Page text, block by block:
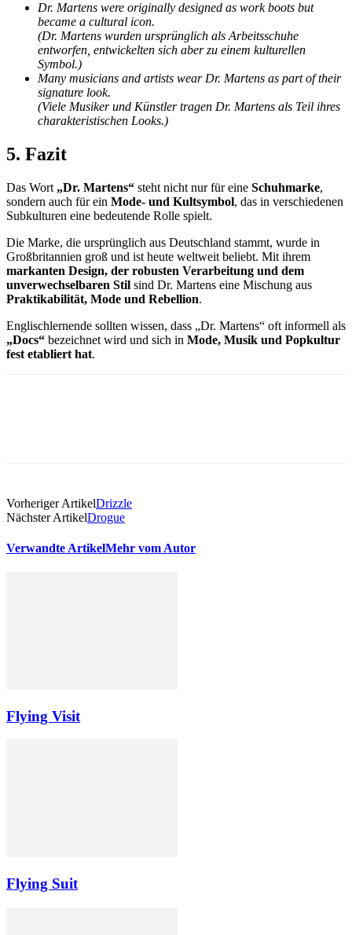
Dr. Martens were originally designed as work boots but
became a cultural icon.
(Dr. Martens wurden ursprünglich als Arbeitsschuhe
entworfen, entwickelten sich aber zu einem kulturellen
Symbol.)
Many musicians and artists wear Dr. Martens as part of their
signature look.
(Viele Musiker und Künstler tragen Dr. Martens als Teil ihres
charakteristischen Looks.)
5. Fazit
Das Wort „Dr. Martens“ steht nicht nur für eine Schuhmarke,
sondern auch für ein Mode- und Kultsymbol, das in verschiedenen
Subkulturen eine bedeutende Rolle spielt.
Die Marke, die ursprünglich aus Deutschland stammt, wurde in
Großbritannien groß und ist heute weltweit beliebt. Mit ihrem
markanten Design, der robusten Verarbeitung und dem
unverwechselbaren Stil sind Dr. Martens eine Mischung aus
Praktikabilität, Mode und Rebellion.
Englischlernende sollten wissen, dass „Dr. Martens“ oft informell als
„Docs“ bezeichnet wird und sich in Mode, Musik und Popkultur
fest etabliert hat.
Vorheriger ArtikelDrizzle
Nächster ArtikelDrogue
Verwandte ArtikelMehr vom Autor
Flying Visit
Flying Suit